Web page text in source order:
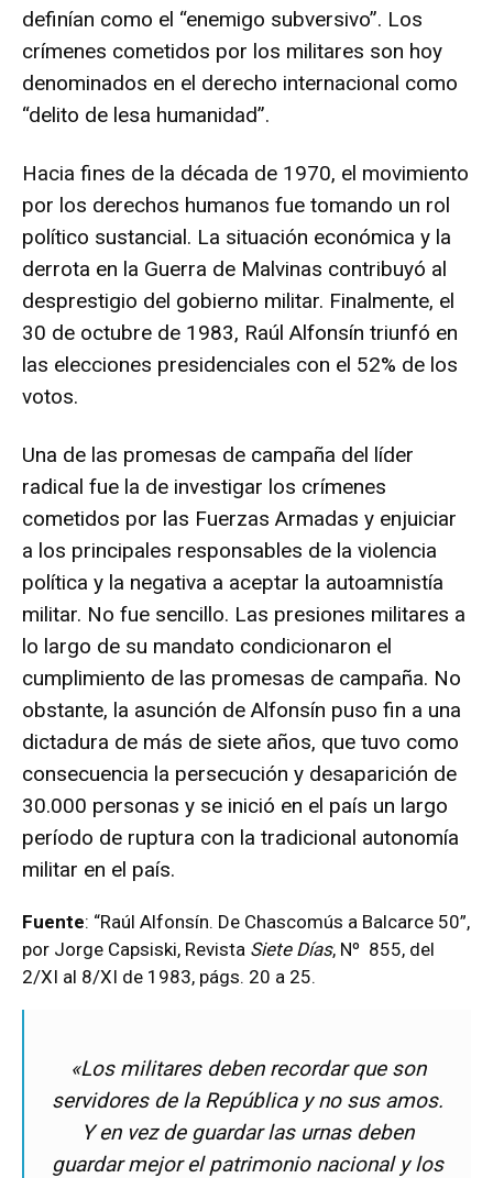
definían como el “enemigo subversivo”. Los
crímenes cometidos por los militares son hoy
denominados en el derecho internacional como
“delito de lesa humanidad”.
Hacia fines de la década de 1970, el movimiento
por los derechos humanos fue tomando un rol
político sustancial. La situación económica y la
derrota en la Guerra de Malvinas contribuyó al
desprestigio del gobierno militar. Finalmente, el
30 de octubre de 1983, Raúl Alfonsín triunfó en
las elecciones presidenciales con el 52% de los
votos.
Una de las promesas de campaña del líder
radical fue la de investigar los crímenes
cometidos por las Fuerzas Armadas y enjuiciar
a los principales responsables de la violencia
política y la negativa a aceptar la autoamnistía
militar. No fue sencillo. Las presiones militares a
lo largo de su mandato condicionaron el
cumplimiento de las promesas de campaña. No
obstante, la asunción de Alfonsín puso fin a una
dictadura de más de siete años, que tuvo como
consecuencia la persecución y desaparición de
30.000 personas y se inició en el país un largo
período de ruptura con la tradicional autonomía
militar en el país.
Fuente: “Raúl Alfonsín. De Chascomús a Balcarce 50”,
por Jorge Capsiski, Revista Siete Días, Nº 855, del
2/XI al 8/XI de 1983, págs. 20 a 25.
«Los militares deben recordar que son
servidores de la República y no sus amos.
Y en vez de guardar las urnas deben
guardar mejor el patrimonio nacional y los